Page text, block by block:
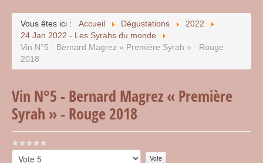
Vous êtes ici : Accueil Dégustations
2022
24 Jan 2022 - Les Syrahs du monde
Vin N°5 - Bernard Magrez « Première Syrah » - Rouge
2018
Vin N°5 - Bernard Magrez « Première
Syrah » - Rouge 2018
Vote
utilisateur:
Veuillez